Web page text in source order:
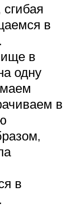
в
в
одну
в
в